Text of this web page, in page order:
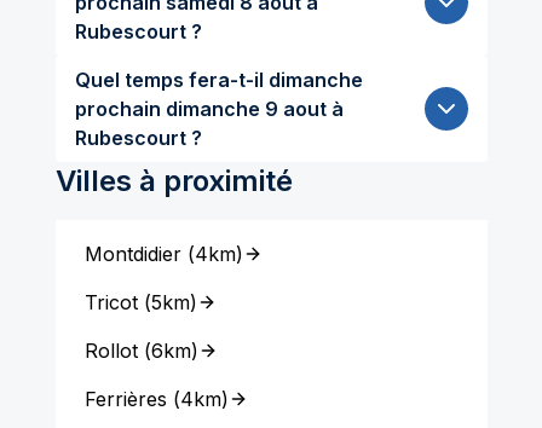
Rubescourt ?
Quel temps fera-t-il dimanche
prochain dimanche 9 aout à
Rubescourt ?
Villes à proximité
Montdidier(4km)
Tricot(5km)
Rollot(6km)
Ferrières (4km)